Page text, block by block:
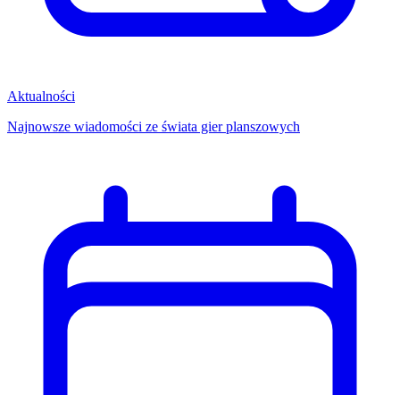
Aktualności
Najnowsze wiadomości ze świata gier planszowych